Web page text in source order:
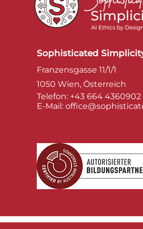
Sophisticated
Franzensgasse 11/1/1
1050 Wien, Österreich
Telefon: +43 664 4360902
E-Mail: